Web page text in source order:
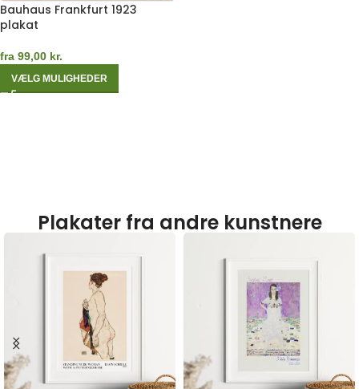
Bauhaus Frankfurt 1923
plakat
fra 99,00 kr.
VÆLG MULIGHEDER
Plakater fra andre kunstnere